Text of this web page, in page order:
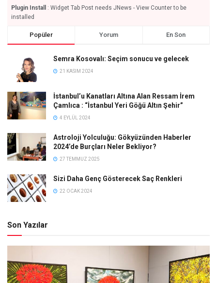
Plugin Install
: Widget Tab Post needs JNews - View Counter to be
installed
Popüler Yorum En Son
Semra Kosovalı: Seçim sonucu ve gelecek
21 KASIM 2024
İstanbul’u Kanatları Altına Alan Ressam İrem
Çamlıca : “İstanbul Yeri Göğü Altın Şehir”
4 EYLÜL 2024
Astroloji Yolculuğu: Gökyüzünden Haberler
2024’de Burçları Neler Bekliyor?
27 TEMMUZ 2025
Sizi Daha Genç Gösterecek Saç Renkleri
22 OCAK 2024
Son Yazılar